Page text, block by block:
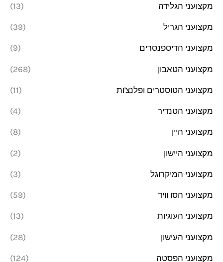
מקצועני הגלידה (13)
מקצועני הגריל (39)
מקצועני הדיספנסרים (9)
מקצועני הטאבון (268)
מקצועני הטוסטרים ופלנצ'ות (11)
מקצועני הטנדיר (4)
מקצועני היין (8)
מקצועני היישון (2)
מקצועני המיקרוגל (3)
מקצועני הסו וויד (59)
מקצועני העוגיות (13)
מקצועני העישון (28)
מקצועני הפסטה (124)